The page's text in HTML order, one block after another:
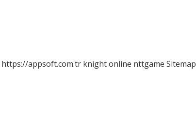
https://appsoft.com.tr knight online nttgame Sitemap